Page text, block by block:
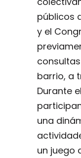
públicos
y el
barrio, a
Durante
una
un juego